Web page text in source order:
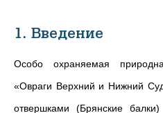
1. Введение
Особо охраняемая
«Овраги Верхний и Нижний
отвершками (Брянские